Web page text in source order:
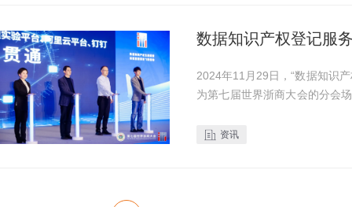
数据知识产权登记服
2024年11月29日，“数据知识
为第七届世界浙商大会的分会
小企业事业部企业应用...
资讯